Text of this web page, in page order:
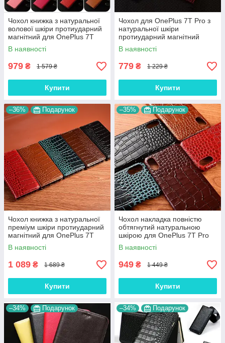
Чохол книжка з натуральної
волової шкіри протиударний
магнітний для OnePlus 7T
Pro "BULL"
В наявності
979 ₴ 1 579 ₴
Купити
Чохол для OnePlus 7T Pro з
натуральної шкіри
протиударний магнітний
книжка з підставкою "LUXOR"
В наявності
779 ₴ 1 229 ₴
Купити
–36% Подарунок
Чохол книжка з натуральної
преміум шкіри протиударний
магнітний для OnePlus 7T
Pro "CROCODILE"
В наявності
1 089 ₴ 1 689 ₴
Купити
–35% Подарунок
Чохол накладка повністю
обтягнутий натуральною
шкірою для OnePlus 7T Pro
"SIGNATURE"
В наявності
949 ₴ 1 449 ₴
Купити
–34% Подарунок –34% Подарунок